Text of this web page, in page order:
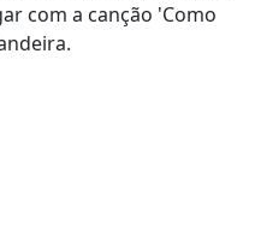
com a canção 'Como